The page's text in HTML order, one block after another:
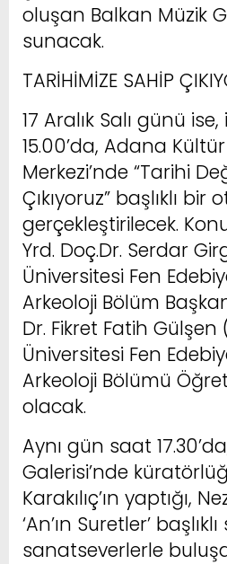
oluşan Balkan Müzik
sunacak.
TARİHİMİZE SAHİP
17 Aralık Salı günü
15.00’da, Adana
Merkezi’nde “Tarihi
Çıkıyoruz” başlıklı bir
gerçekleştirilecek.
Yrd. Doç.Dr. Serdar
Üniversitesi Fen
Arkeoloji Bölüm
Dr. Fikret Fatih
Üniversitesi Fen
Arkeoloji Bölümü
olacak.
Aynı gün saat
Galerisi’nde
Karakılıç’ın yaptığı,
‘An’ın Suretler’
sanatseverlerle